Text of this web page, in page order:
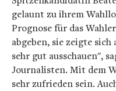
gelaunt zu ihrem
Prognose für das
abgeben, sie zeigte
sehr gut ausschauen",
Journalisten. Mit dem
sehr zufrieden sein.